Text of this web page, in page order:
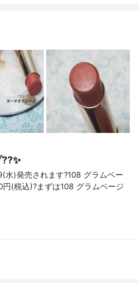
水)発売されます?108 グラムベー
(税込)?まずは108 グラムベージ